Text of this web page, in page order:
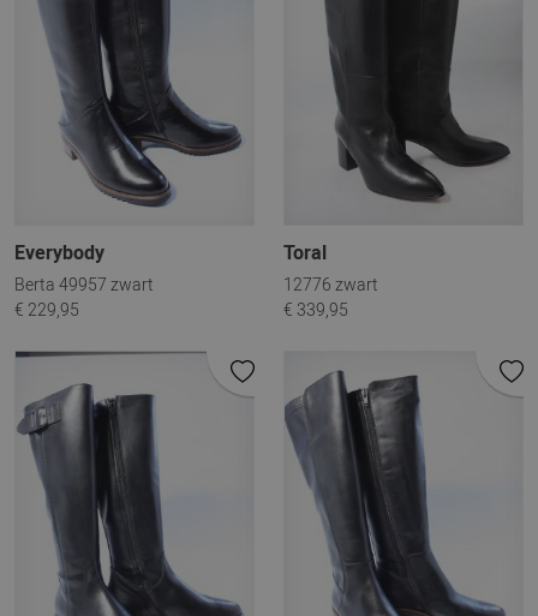
Everybody
Berta 49957 zwart
€ 229,95
Toral
12776 zwart
€ 339,95